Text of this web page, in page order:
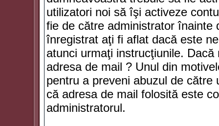
utilizatori noi să îşi activeze
fie de către administrator înainte
înregistrat aţi fi aflat dacă este
atunci urmaţi instrucţiunile.
adresa de mail ? Unul din
pentru a preveni abuzul de către
că adresa de mail folosită este
administratorul.